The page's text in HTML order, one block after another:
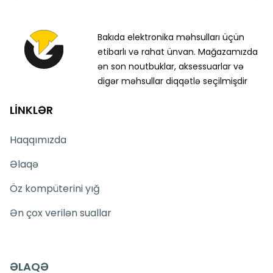
Bakıda elektronika məhsulları üçün
etibarlı və rahat ünvan. Mağazamızda
ən son noutbuklar, aksessuarlar və
digər məhsullar diqqətlə seçilmişdir
LİNKLƏR
Haqqımızda
Əlaqə
Öz kompüterini yığ
Ən çox verilən suallar
ƏLAQƏ